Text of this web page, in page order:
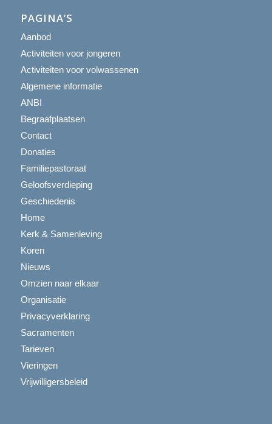
PAGINA’S
Aanbod
Activiteiten voor jongeren
Activiteiten voor volwassenen
Algemene informatie
ANBI
Begraafplaatsen
Contact
Donaties
Familiepastoraat
Geloofsverdieping
Geschiedenis
Home
Kerk & Samenleving
Koren
Nieuws
Omzien naar elkaar
Organisatie
Privacyverklaring
Sacramenten
Tarieven
Vieringen
Vrijwilligersbeleid